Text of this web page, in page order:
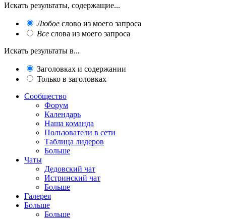
Искать результаты, содержащие...
Любое слово из моего запроса
Все слова из моего запроса
Искать результаты в...
Заголовках и содержании
Только в заголовках
Сообщество
Форум
Календарь
Наша команда
Пользователи в сети
Таблица лидеров
Больше
Чаты
Дедовский чат
Истринский чат
Больше
Галерея
Больше
Больше